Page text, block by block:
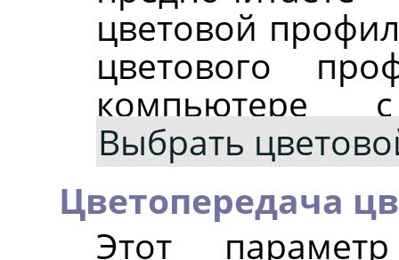
цветовой
цветового
компьютере
Выбрать
Цветопередача
Этот